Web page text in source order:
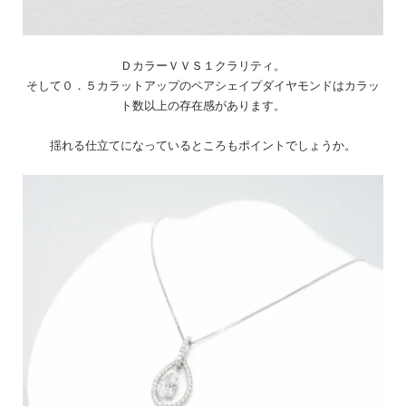
ＤカラーＶＶＳ１クラリティ。
そして０．５カラットアップのペアシェイプダイヤモンドはカラッ
ト数以上の存在感があります。
揺れる仕立てになっているところもポイントでしょうか。